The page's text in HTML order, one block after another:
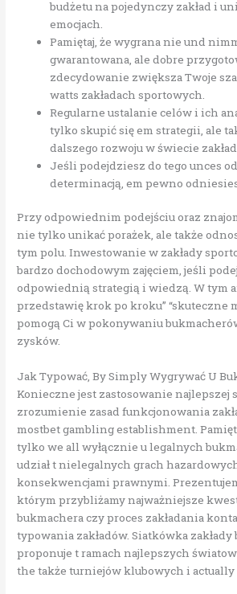
budżetu na pojedynczy zakład i
emocjach.
Pamiętaj, że wygrana nie und
gwarantowana, ale dobre
zdecydowanie zwiększa Twoje
watts zakładach sportowych.
Regularne ustalanie celów i ich
tylko skupić się em strategii, ale
dalszego rozwoju w świecie
Jeśli podejdziesz do tego unces
determinacją, em pewno
Przy odpowiednim podejściu oraz
nie tylko unikać porażek, ale także
tym polu. Inwestowanie w zakłady
bardzo dochodowym zajęciem, jeśli
odpowiednią strategią i wiedzą. W tym
przedstawię krok po kroku” “skuteczne
pomogą Ci w pokonywaniu
zysków.
Jak Typować, By Simply Wygrywać U
Konieczne jest zastosowanie najlepszej
zrozumienie zasad funkcjonowania
mostbet gambling establishment.
tylko we all wyłącznie u legalnych
udział t nielegalnych grach
konsekwencjami prawnymi.
którym przybliżamy najważniejsze
bukmachera czy proces zakładania
typowania zakładów. Siatkówka
proponuje t ramach najlepszych
the także turniejów klubowych i